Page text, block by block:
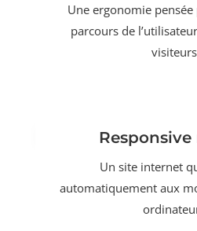
Une ergonomie
parcours de
Un site internet
automatiquement aux